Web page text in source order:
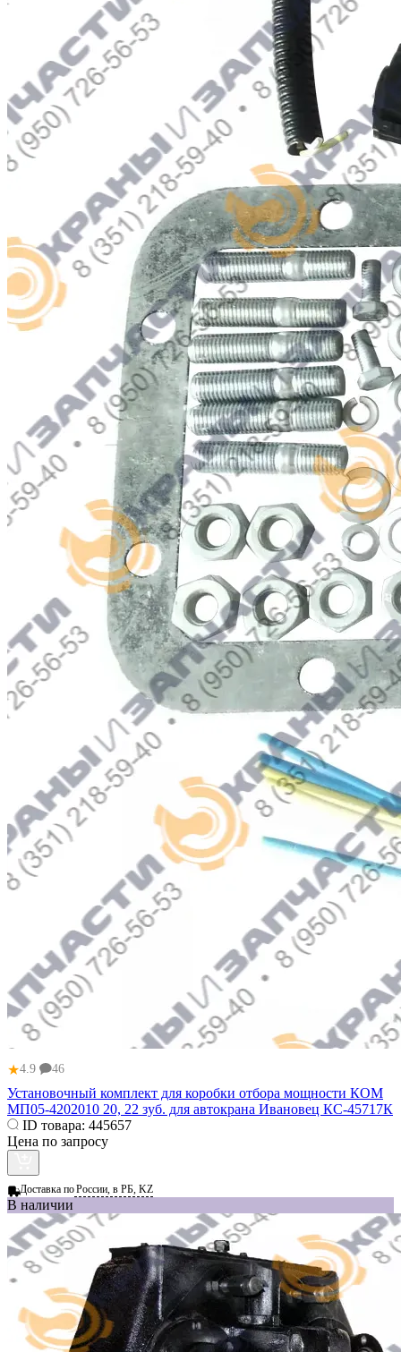
★4.9 46
Установочный комплект для коробки отбора мощности КОМ
МП05-4202010 20, 22 зуб. для автокрана Ивановец КС-45717К
ID товара: 445657
Цена по запросу
Доставка поРоссии, в РБ, KZ
В наличии